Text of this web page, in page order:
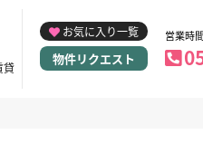
貸
お気に入り一覧
物件リクエスト
営業時